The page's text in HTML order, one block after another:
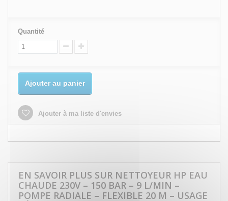
Quantité
Ajouter au panier
Ajouter à ma liste d'envies
EN SAVOIR PLUS SUR NETTOYEUR HP EAU
CHAUDE 230V – 150 BAR – 9 L/MIN –
POMPE RADIALE – FLEXIBLE 20 M – USAGE